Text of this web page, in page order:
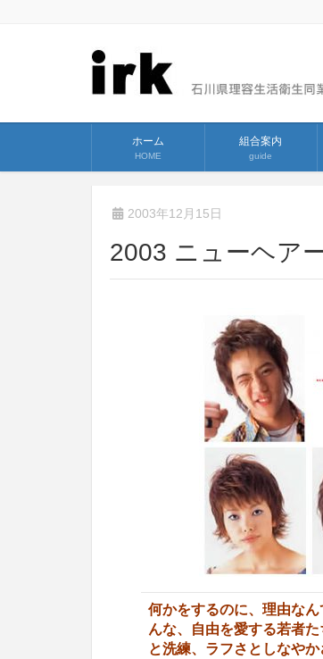
ホーム
HOME
組合案内
guide
2003年12月15日
2003 ニューヘア
何かをするのに、理由な
んな、自由を愛する若者
と洗練、ラフさとしなや